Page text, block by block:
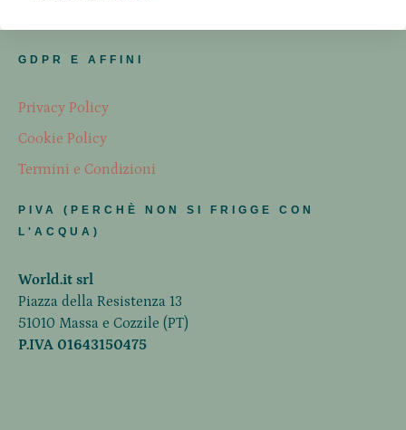
GDPR E AFFINI
Privacy Policy
Cookie Policy
Termini e Condizioni
PIVA (PERCHÈ NON SI FRIGGE CON
L'ACQUA)
World.it srl
Piazza della Resistenza 13
51010 Massa e Cozzile (PT)
P.IVA 01643150475